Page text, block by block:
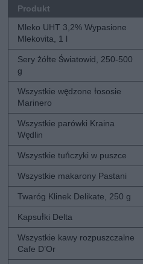
Produkt
Mleko UHT 3,2% Wypasione
Mlekovita, 1 l
Sery żółte Światowid, 250-500
g
Wszystkie wędzone łososie
Marinero
Wszystkie parówki Kraina
Wędlin
Wszystkie tuńczyki w puszce
Wszystkie makarony Pastani
Twaróg Klinek Delikate, 250 g
Kapsułki Delta
Wszystkie kawy rozpuszczalne
Cafe D’Or